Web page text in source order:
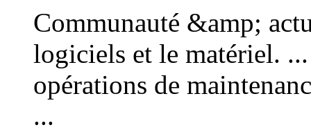
Communauté &amp;
logiciels et le matériel.
opérations de
...